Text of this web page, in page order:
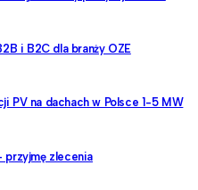
i B2C dla branży OZE
PV na dachach w Polsce 1-5 MW
zlecenia